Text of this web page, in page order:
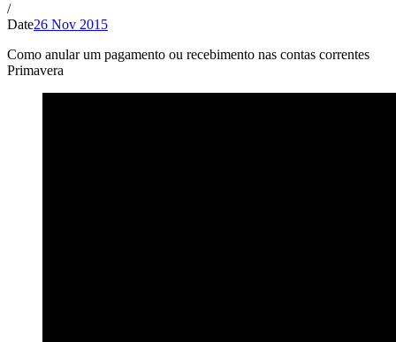
/
Date26 Nov 2015
Como anular um pagamento ou recebimento nas contas correntes
Primavera